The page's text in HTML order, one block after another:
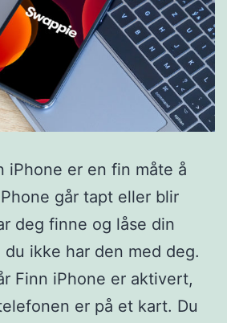
iPhone er en fin måte å
går tapt eller blir
deg finne og låse din
du ikke har den med deg.
Finn iPhone er aktivert,
er på et kart. Du